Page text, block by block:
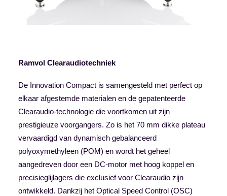
Ramvol Clearaudiotechniek
De Innovation Compact is samengesteld met perfect op
elkaar afgestemde materialen en de gepatenteerde
Clearaudio-technologie die voortkomen uit zijn
prestigieuze voorgangers. Zo is het 70 mm dikke plateau
vervaardigd van dynamisch gebalanceerd
polyoxymethyleen (POM) en wordt het geheel
aangedreven door een DC-motor met hoog koppel en
precisieglijlagers die exclusief voor Clearaudio zijn
ontwikkeld. Dankzij het Optical Speed Control (OSC)